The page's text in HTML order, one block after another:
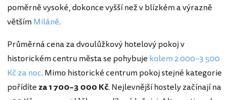
poměrně vysoké, dokonce vyšší než v blízkém a výrazně
většímMiláně.
Průměrná cena za dvoulůžkový hotelový pokoj v
historickém centru města se pohybuje kolem 2 000–3 500
Kč za noc. Mimo historické centrum pokoj stejné kategorie
pořídíte za 1 700–3 000 Kč. Nejlevnější hostely začínají na